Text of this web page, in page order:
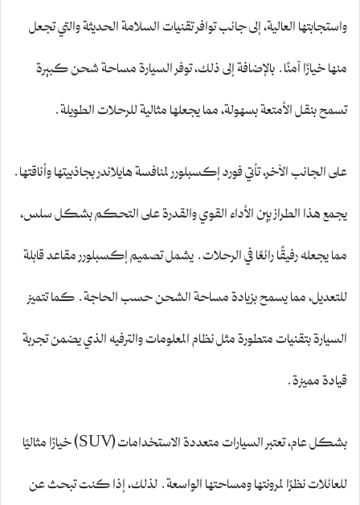
واستجابتها العالية، إلى جانب توافر تقنيات السلامة الحديثة والتي تجعل
منها خيارًا آمنًا. بالإضافة إلى ذلك، توفر السيارة مساحة شحن كبيرة
تسمح بنقل الأمتعة بسهولة، مما يجعلها مثالية للرحلات الطويلة.
على الجانب الآخر، تأتي فورد إكسبلورر لمنافسة هايلاندر بجاذبيتها وأناقتها.
يجمع هذا الطراز بين الأداء القوي والقدرة على التحكم بشكل سلس،
مما يجعله رفيقًا رائعًا في الرحلات. يشمل تصميم إكسبلورر مقاعد قابلة
للتعديل، مما يسمح بزيادة مساحة الشحن حسب الحاجة. كما تتميز
السيارة بتقنيات متطورة مثل نظام المعلومات والترفيه الذي يضمن تجربة
قيادة مميزة.
بشكل عام، تعتبر السيارات متعددة الاستخدامات (SUV) خيارًا مثاليًا
للعائلات نظرًا لمرونتها ومساحتها الواسعة. لذلك، إذا كنت تبحث عن